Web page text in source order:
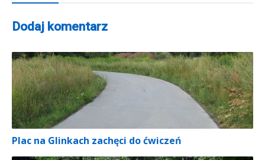
Dodaj komentarz
Plac na Glinkach zachęci do ćwiczeń